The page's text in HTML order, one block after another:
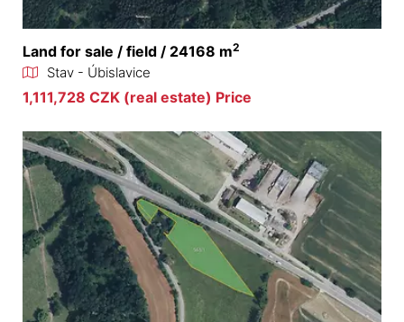
Land for sale / field / 24168 m2
Stav - Úbislavice
1,111,728 CZK (real estate) Price